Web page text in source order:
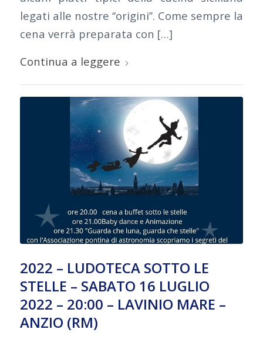
legati alle nostre ‘‘origini’’. Come sempre la
cena verrà preparata con […]
Continua a leggere
2022 – LUDOTECA SOTTO LE
STELLE – SABATO 16 LUGLIO
2022 – 20:00 – LAVINIO MARE –
ANZIO (RM)